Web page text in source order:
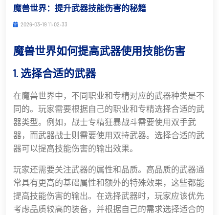
魔兽世界：提升武器技能伤害的秘籍
2026-03-19 11:02:33
魔兽世界如何提高武器使用技能伤害
1. 选择合适的武器
在魔兽世界中，不同职业和专精对应的武器种类是不
同的。玩家需要根据自己的职业和专精选择合适的武
器类型。例如，战士专精狂暴战斗需要使用双手武
器，而武器战士则需要使用双持武器。选择合适的武
器可以提高技能伤害的输出效果。
玩家还需要关注武器的属性和品质。高品质的武器通
常具有更高的基础属性和额外的特殊效果，这些都能
提高技能伤害的输出。在选择武器时，玩家应该优先
考虑品质较高的装备，并根据自己的需求选择适合的